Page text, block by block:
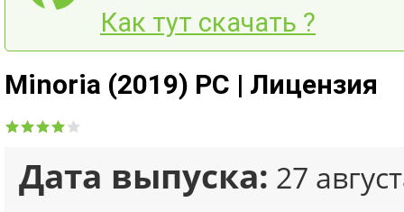
Как тут скачать ?
Minoria (2019) PC | Лицензия
Дата выпуска: 27